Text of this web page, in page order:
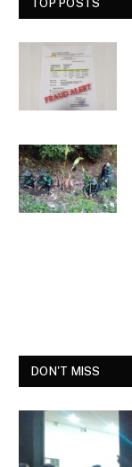
TOP POSTS
DON'T MISS